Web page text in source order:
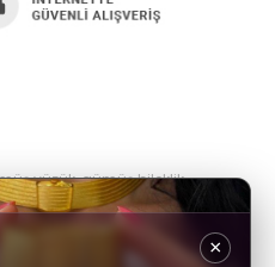
yüzük, gümüş bileklik,
×